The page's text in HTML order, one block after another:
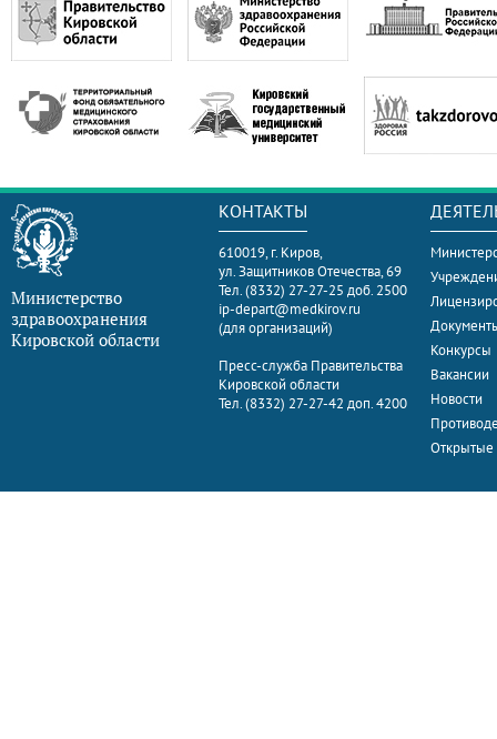
Министерство
здравоохранения
Кировской области
КОНТАКТЫ
610019, г. Киров,
ул. Защитников Отечества, 69
Тел. (8332) 27-27-25 доб. 2500
ip-depart@medkirov.ru
(для организаций)
Пресс-служба Правительства
Кировской области
Тел. (8332) 27-27-42 доп. 4200
Конкурсы
Вакансии
Новости